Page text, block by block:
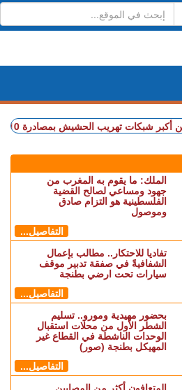
بمصادرة 10 أطنان واعتقال 57 شخصا (فيديو)
الملك: ما يقوم به المغرب من
جهود ومساعي لصالح القضية
الفلسطينية هو التزام صادق
وموصول
التفاصيل...
تفاديا للاحتكار.. مطالب بإعمال
الشفافيةً في صفقة تدبير موقف
سيارات تحت ارضي بطنجة
التفاصيل...
بحضور مهيدية ومورو.. تسليم
الشطر الأول من محلات استقبال
الوحدات الناشطة في القطاع غير
المهيكل بطنجة (صور)
التفاصيل...